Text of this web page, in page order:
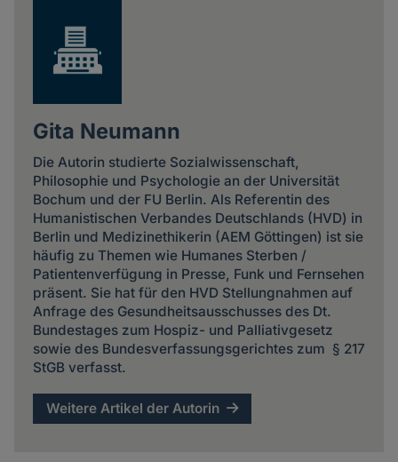
Gita Neumann
Die Autorin studierte Sozialwissenschaft,
Philosophie und Psychologie an der Universität
Bochum und der FU Berlin. Als Referentin des
Humanistischen Verbandes Deutschlands (HVD) in
Berlin und Medizinethikerin (AEM Göttingen) ist sie
häufig zu Themen wie Humanes Sterben /
Patientenverfügung in Presse, Funk und Fernsehen
präsent. Sie hat für den HVD Stellungnahmen auf
Anfrage des Gesundheitsausschusses des Dt.
Bundestages zum Hospiz- und Palliativgesetz
sowie des Bundesverfassungsgerichtes zum § 217
StGB verfasst.
Weitere Artikel der Autorin